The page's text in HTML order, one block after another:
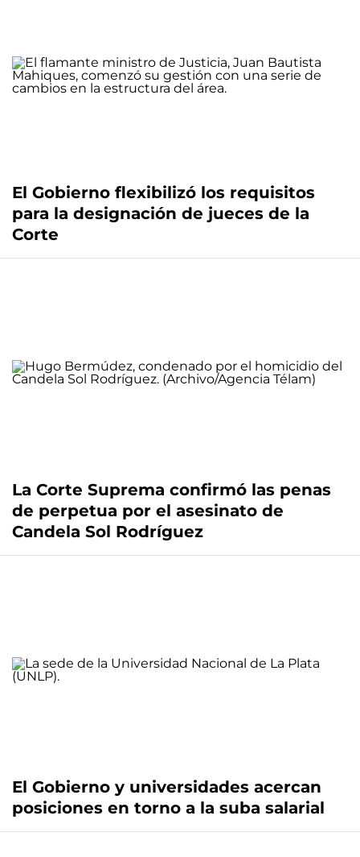
El Gobierno flexibilizó los requisitos
para la designación de jueces de la
Corte
La Corte Suprema confirmó las penas
de perpetua por el asesinato de
Candela Sol Rodríguez
El Gobierno y universidades acercan
posiciones en torno a la suba salarial